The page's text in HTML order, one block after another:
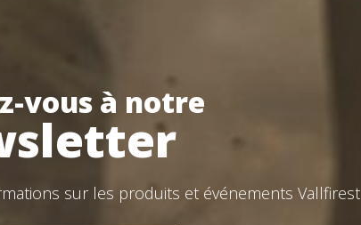
vous à notre
sur les produits et événements Vallfirest